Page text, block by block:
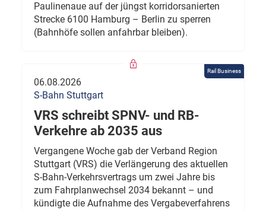
Paulinenaue auf der jüngst korridorsanierten
Strecke 6100 Hamburg – Berlin zu sperren
(Bahnhöfe sollen anfahrbar bleiben).
Rail Business
06.08.2026
S-Bahn Stuttgart
VRS schreibt SPNV- und RB-
Verkehre ab 2035 aus
Vergangene Woche gab der Verband Region
Stuttgart (VRS) die Verlängerung des aktuellen
S-Bahn-Verkehrsvertrags um zwei Jahre bis
zum Fahrplanwechsel 2034 bekannt – und
kündigte die Aufnahme des Vergabeverfahrens